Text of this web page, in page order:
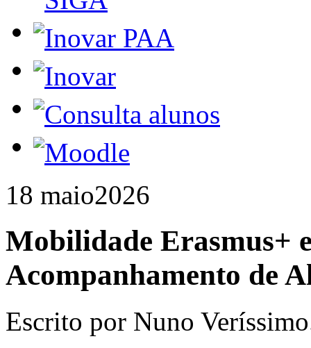
18 maio2026
Mobilidade Erasmus+
Acompanhamento de
Escrito por Nuno